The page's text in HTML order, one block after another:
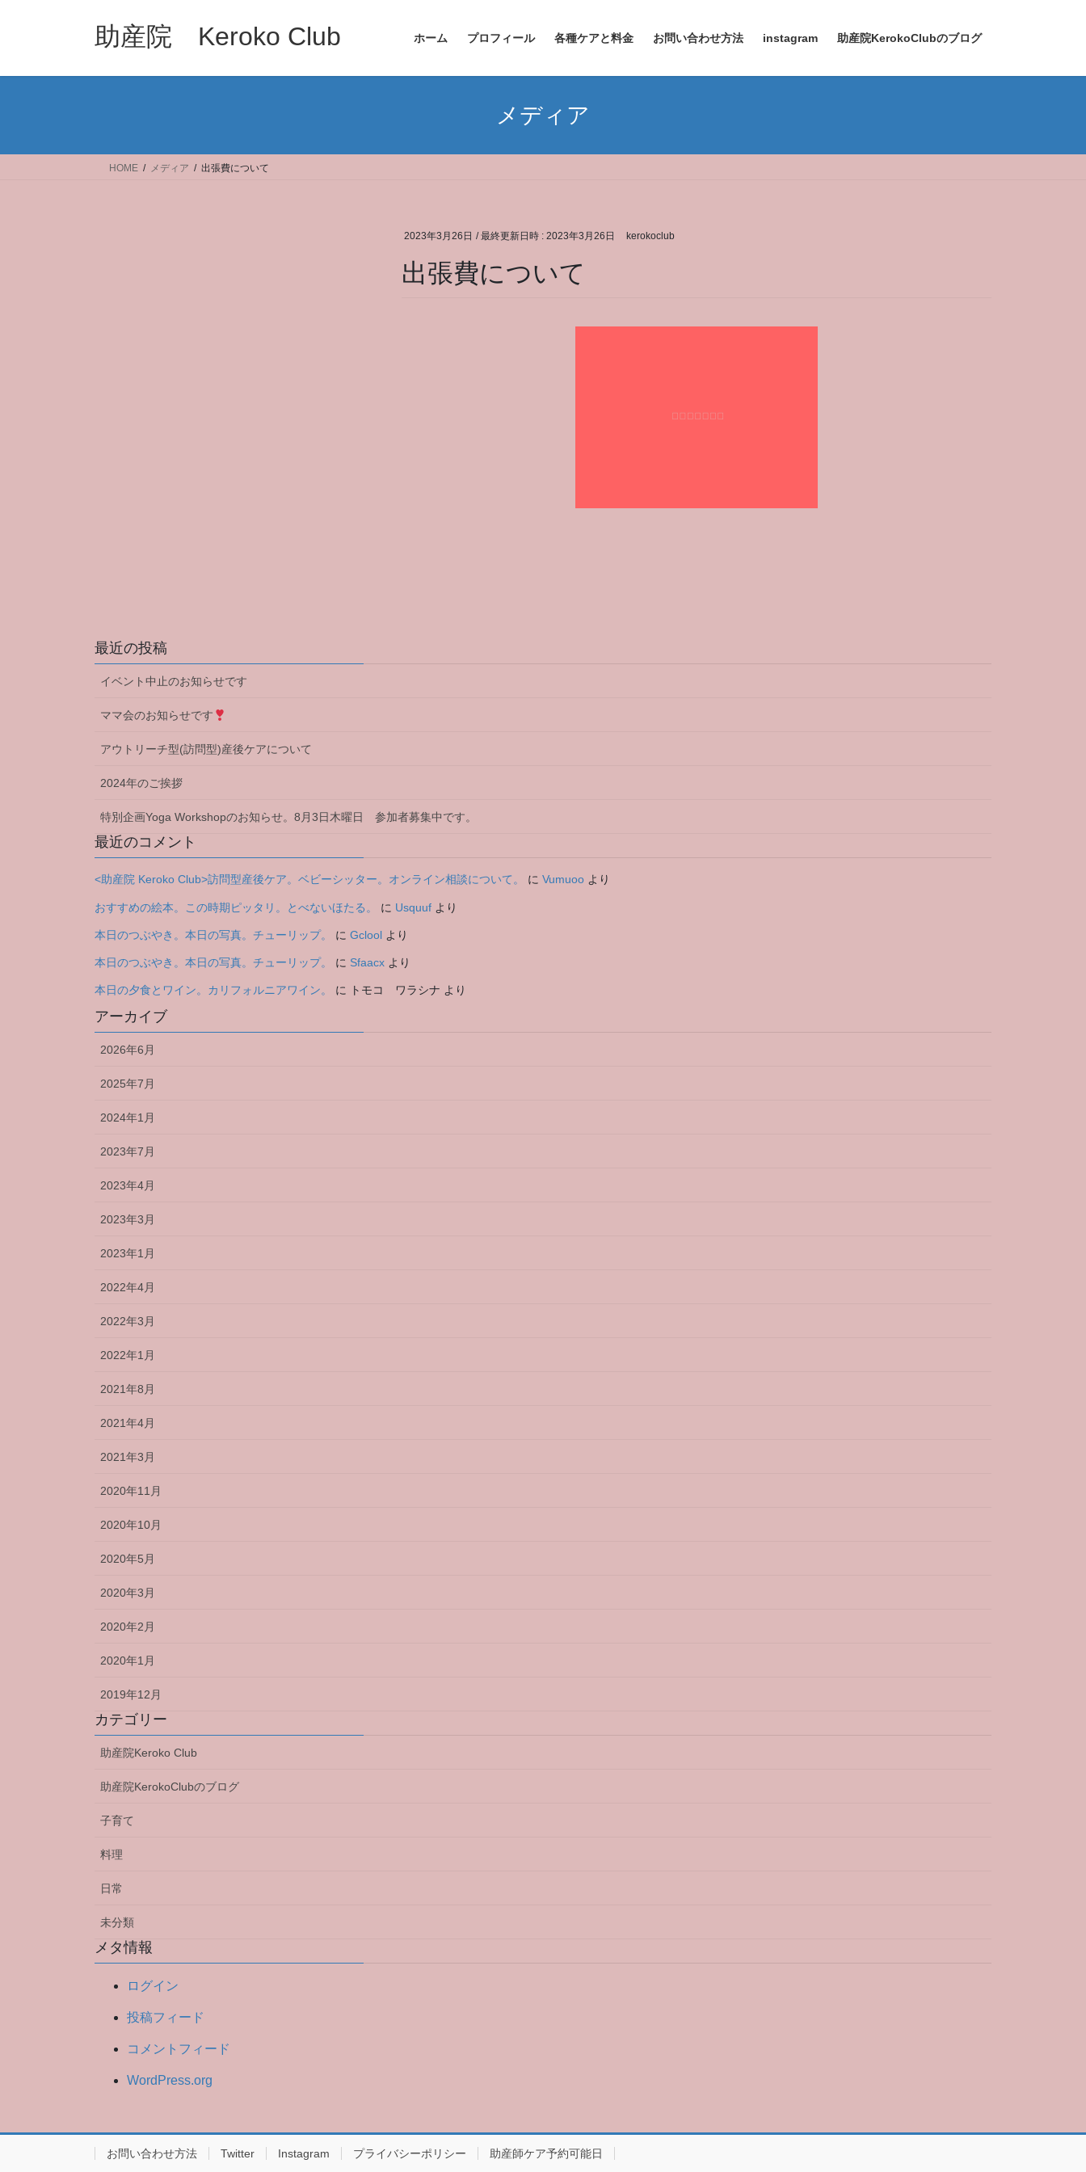
助産院 Keroko Club ホーム プロフィール 各種ケアと料金 お問い合わせ方法 instagram 助産院KerokoClubのブログ
メディア
HOME メディア 出張費について
2023年3月26日 / 最終更新日時 : 2023年3月26日 kerokoclub
出張費について
最近の投稿
イベント中止のお知らせです
ママ会のお知らせです
アウトリーチ型(訪問型)産後ケアについて
2024年のご挨拶
特別企画Yoga Workshopのお知らせ。8月3日木曜日 参加者募集中です。
最近のコメント
<助産院 Keroko Club>訪問型産後ケア。ベビーシッター。オンライン相談について。 に Vumuoo より
おすすめの絵本。この時期ピッタリ。とべないほたる。 に Usquuf より
本日のつぶやき。本日の写真。チューリップ。 に Gclool より
本日のつぶやき。本日の写真。チューリップ。 に Sfaacx より
本日の夕食とワイン。カリフォルニアワイン。 に トモコ ワラシナ より
アーカイブ
2026年6月
2025年7月
2024年1月
2023年7月
2023年4月
2023年3月
2023年1月
2022年4月
2022年3月
2022年1月
2021年8月
2021年4月
2021年3月
2020年11月
2020年10月
2020年5月
2020年3月
2020年2月
2020年1月
2019年12月
カテゴリー
助産院Keroko Club
助産院KerokoClubのブログ
子育て
料理
日常
未分類
メタ情報
ログイン
投稿フィード
コメントフィード
WordPress.org
お問い合わせ方法 Twitter Instagram プライバシーポリシー 助産師ケア予約可能日